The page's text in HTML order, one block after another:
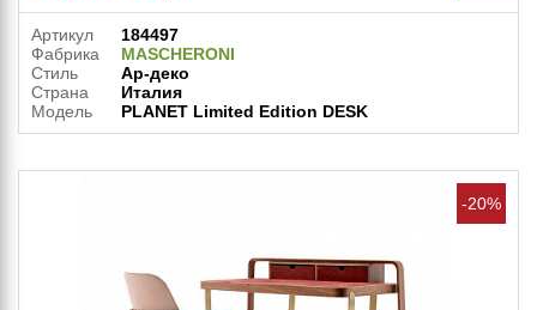
Артикул
184497
Фабрика
MASCHERONI
Стиль
Ар-деко
Страна
Италия
Модель
PLANET Limited Edition DESK
-20%